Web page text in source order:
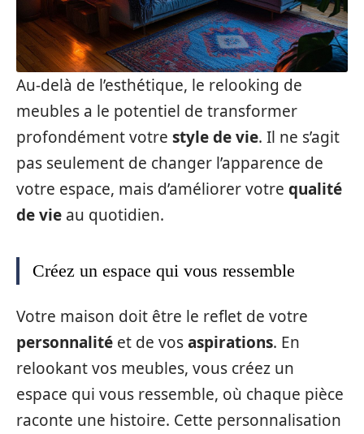
Au-delà de l’esthétique, le relooking de
meubles a le potentiel de transformer
profondément votre style de vie. Il ne s’agit
pas seulement de changer l’apparence de
votre espace, mais d’améliorer votre qualité
de vie au quotidien.
Créez un espace qui vous ressemble
Votre maison doit être le reflet de votre
personnalité et de vosaspirations. En
relookant vos meubles, vous créez un
espace qui vous ressemble, où chaque pièce
raconte une histoire. Cette personnalisation